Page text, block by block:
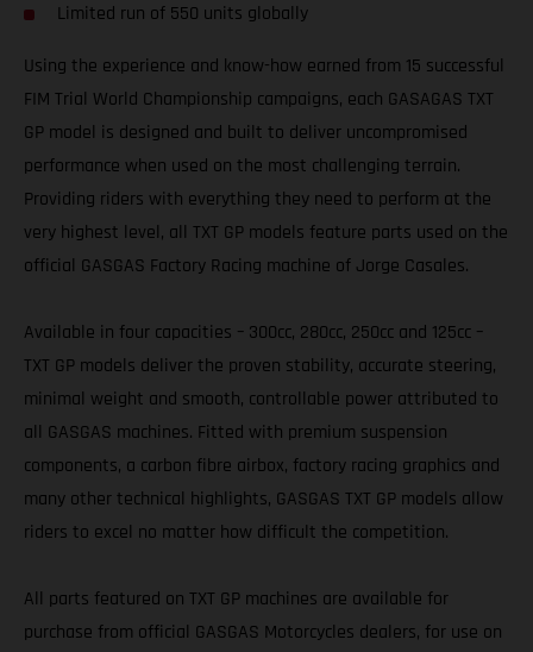
Limited run of 550 units globally
Using the experience and know-how earned from 15 successful
FIM Trial World Championship campaigns, each GASAGAS TXT
GP model is designed and built to deliver uncompromised
performance when used on the most challenging terrain.
Providing riders with everything they need to perform at the
very highest level, all TXT GP models feature parts used on the
official GASGAS Factory Racing machine of Jorge Casales.
Available in four capacities – 300cc, 280cc, 250cc and 125cc –
TXT GP models deliver the proven stability, accurate steering,
minimal weight and smooth, controllable power attributed to
all GASGAS machines. Fitted with premium suspension
components, a carbon fibre airbox, factory racing graphics and
many other technical highlights, GASGAS TXT GP models allow
riders to excel no matter how difficult the competition.
All parts featured on TXT GP machines are available for
purchase from official GASGAS Motorcycles dealers, for use on